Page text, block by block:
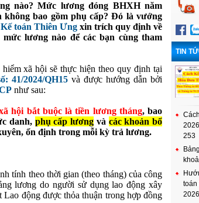
nào? Mức lương đóng BHXH năm
bao gồm phụ cấp? Đó là vướng
Kế toán Thiên Ưng xin trích quy định về
mức lương nào để các bạn cùng tham
xã hội sẽ thực hiện theo quy định tại
41/2024/QH15 và được hướng dẫn bởi
như sau:
hội bắt buộc là tiền lương tháng, bao
danh, phụ cấp lương và các khoản bổ
ổn định trong mỗi kỳ trả lương.
tính theo thời gian (theo tháng) của công
lương do người sử dụng lao động xây
động được thỏa thuận trong hợp đồng
TIN
253
toán
2026